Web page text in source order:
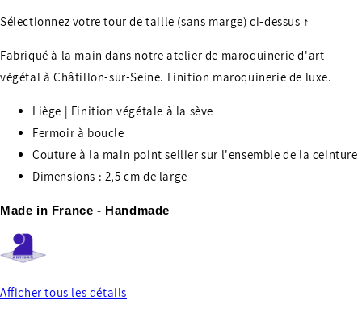
Sélectionnez votre tour de taille (sans marge) ci-dessus ↑
Fabriqué à la main dans notre atelier de maroquinerie d'art
végétal à Châtillon-sur-Seine. Finition maroquinerie de luxe.
Liège | Finition végétale à la sève
Fermoir à boucle
Couture à la main point sellier sur l'ensemble de la ceinture
Dimensions : 2,5 cm de large
Made in France - Handmade
Afficher tous les détails